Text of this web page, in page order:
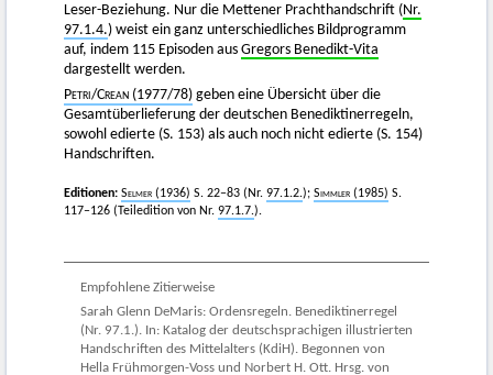
Leser-Beziehung. Nur die Mettener Prachthandschrift (Nr.
97.1.4.) weist ein ganz unterschiedliches Bildprogramm
auf, indem 115 Episoden aus Gregors Benedikt-Vita
dargestellt werden.
Petri/Crean (1977/78) geben eine Übersicht über die
Gesamtüberlieferung der deutschen Benediktinerregeln,
sowohl edierte (S. 153) als auch noch nicht edierte (S. 154)
Handschriften.
Editionen: Selmer (1936) S. 22–83 (Nr. 97.1.2.); Simmler (1985) S.
117–126 (Teiledition von Nr. 97.1.7.).
Empfohlene Zitierweise
Sarah Glenn DeMaris: Ordensregeln. Benediktinerregel
(Nr. 97.1.). In: Katalog der deutschsprachigen illustrierten
Handschriften des Mittelalters (KdiH). Begonnen von
Hella Frühmorgen-Voss und Norbert H. Ott. Hrsg. von